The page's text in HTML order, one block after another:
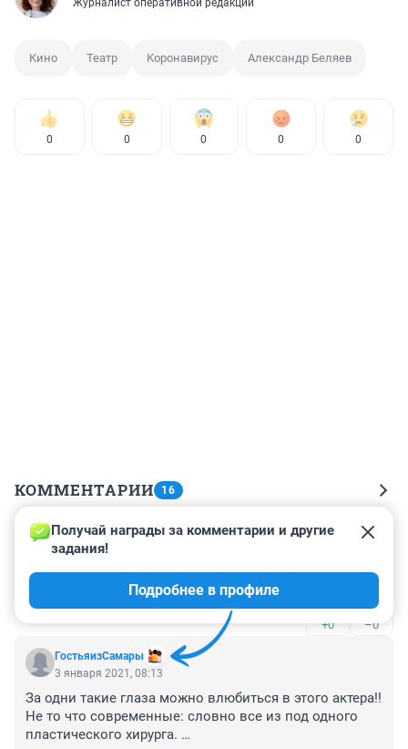
Кино Театр Коронавирус Александр Беляев
0 0 0 0 0
КОММЕНТАРИИ 16
Гость
3 января 2021, 20:36
Кроме этого фильма и не помню других. Есть артисты
одной роли Чапаев, Кирпич и т.д.
+0 –0
ГостьяизСамары
Получай награды за комментарии и другие
задания!
Подробнее в профиле
3 января 2021, 08:13
За одни такие глаза можно влюбиться в этого актера!!
Не то что современные: словно все из под одного
пластического хирурга.